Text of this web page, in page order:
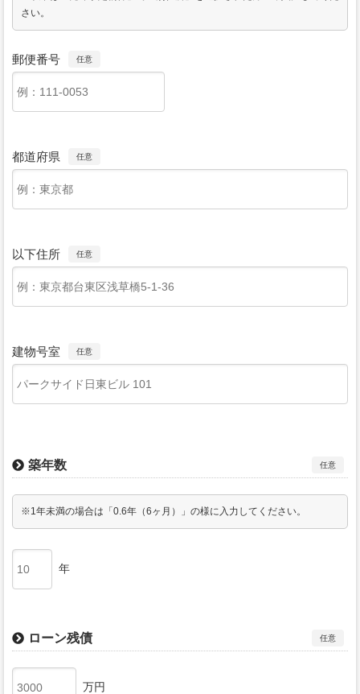
さい。
郵便番号 任意
都道府県 任意
以下住所 任意
建物号室 任意
築年数 任意
※1年未満の場合は「0.6年（6ヶ月）」の様に入力してください。
年
ローン残債 任意
万円